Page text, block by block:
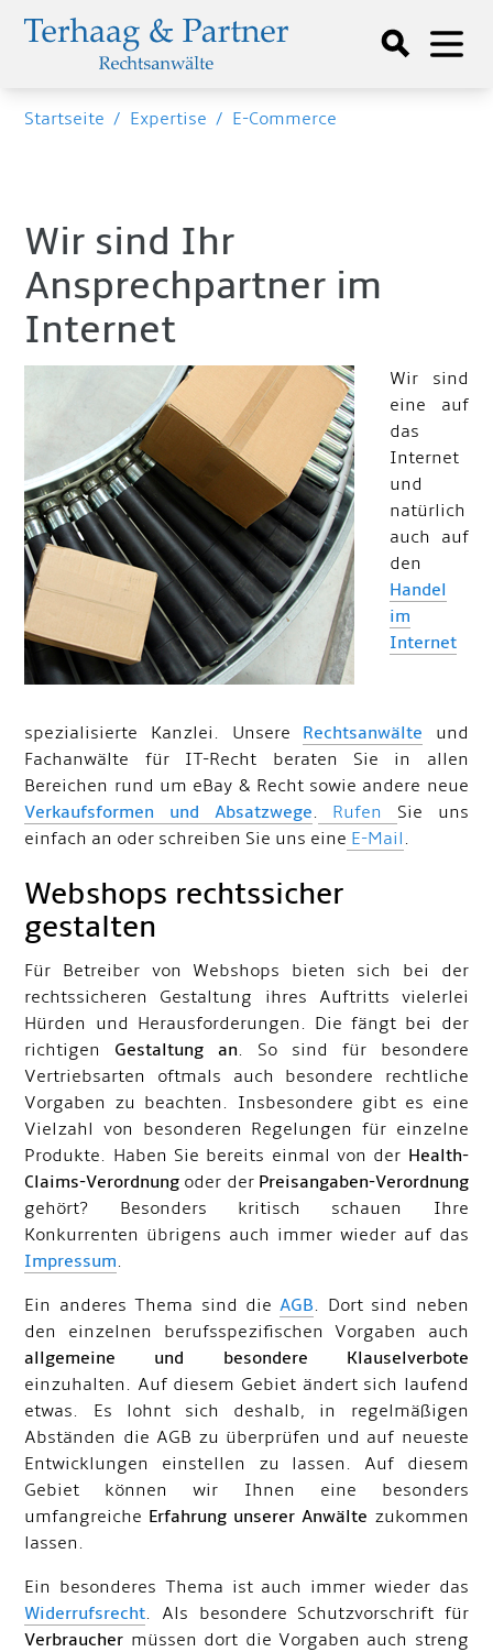
Startseite / Expertise / E-Commerce
Wir sind Ihr
Ansprechpartner im
Internet
Wir sind
eine auf
das
Internet
und
natürlich
auch auf
den
Handel
im
Internet
spezialisierte Kanzlei. Unsere Rechtsanwälte und
Fachanwälte für IT-Recht beraten Sie in allen
Bereichen rund um eBay & Recht sowie andere neue
Verkaufsformen und Absatzwege. Rufen Sie uns
einfach an oder schreiben Sie uns eine E-Mail .
Webshops rechtssicher
gestalten
Für Betreiber von Webshops bieten sich bei der
rechtssicheren Gestaltung ihres Auftritts vielerlei
Hürden und Herausforderungen. Die fängt bei der
richtigen Gestaltung an. So sind für besondere
Vertriebsarten oftmals auch besondere rechtliche
Vorgaben zu beachten. Insbesondere gibt es eine
Vielzahl von besonderen Regelungen für einzelne
Produkte. Haben Sie bereits einmal von der Health-
Claims-Verordnung oder derPreisangaben-Verordnung
gehört? Besonders kritisch schauen Ihre
Konkurrenten übrigens auch immer wieder auf das
Impressum.
Ein anderes Thema sind dieAGB. Dort sind neben
den einzelnen berufsspezifischen Vorgaben auch
allgemeine und besondere Klauselverbote
einzuhalten. Auf diesem Gebiet ändert sich laufend
etwas. Es lohnt sich deshalb, in regelmäßigen
Abständen die AGB zu überprüfen und auf neueste
Entwicklungen einstellen zu lassen. Auf diesem
Gebiet können wir Ihnen eine besonders
umfangreiche Erfahrung unserer Anwälte zukommen
lassen.
Ein besonderes Thema ist auch immer wieder das
Widerrufsrecht. Als besondere Schutzvorschrift für
Verbraucher müssen dort die Vorgaben auch streng